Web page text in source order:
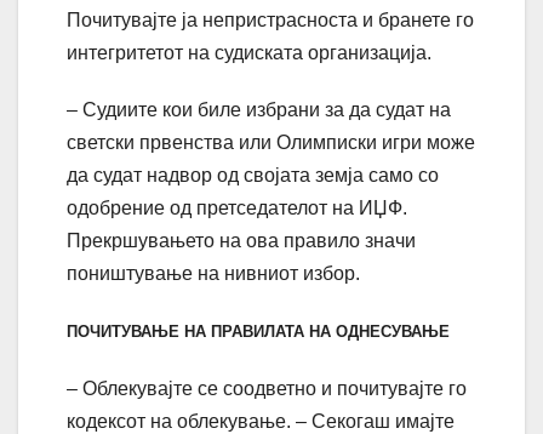
Почитувајте ја непристрасноста и бранете го
интегритетот на судиската организација.
– Судиите кои биле избрани за да судат на
светски првенства или Олимписки игри може
да судат надвор од својата земја само со
одобрение од претседателот на ИЏФ.
Прекршувањето на ова правило значи
поништување на нивниот избор.
ПОЧИТУВАЊЕ НА ПРАВИЛАТА НА ОДНЕСУВАЊЕ
– Облекувајте се соодветно и почитувајте го
кодексот на облекување. – Секогаш имајте